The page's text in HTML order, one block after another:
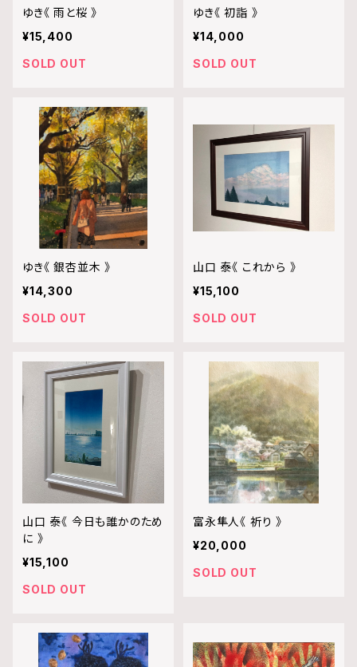
ゆき《 雨と桜 》
¥15,400
SOLD OUT
ゆき《 初詣 》
¥14,000
SOLD OUT
ゆき《 銀杏並木 》
¥14,300
SOLD OUT
山口 泰《 これから 》
¥15,100
SOLD OUT
山口 泰《 今日も誰かのため
に 》
¥15,100
SOLD OUT
富永隼人《 祈り 》
¥20,000
SOLD OUT